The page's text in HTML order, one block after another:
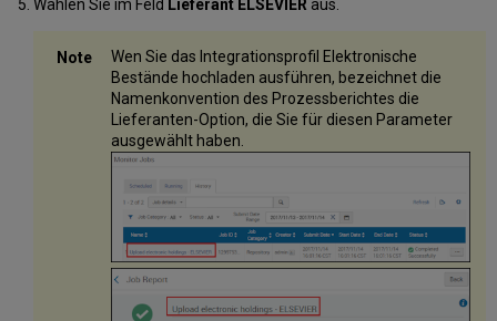
Wählen Sie im Feld Lieferant ELSEVIER aus.
Wen Sie das Integrationsprofil Elektronische
Bestände hochladen ausführen, bezeichnet die
Namenkonvention des Prozessberichtes die
Lieferanten-Option, die Sie für diesen Parameter
ausgewählt haben.